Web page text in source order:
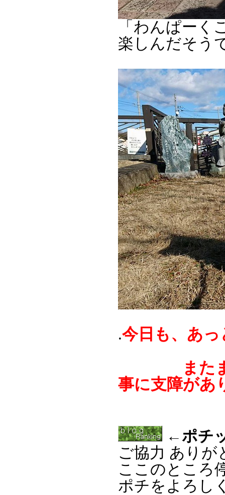
「わんぱー
楽しんだそう
.今日も、あ
またまた
事に支障があ
←ポチ
ご協力 ありが
ここのところ
ポチをよろし